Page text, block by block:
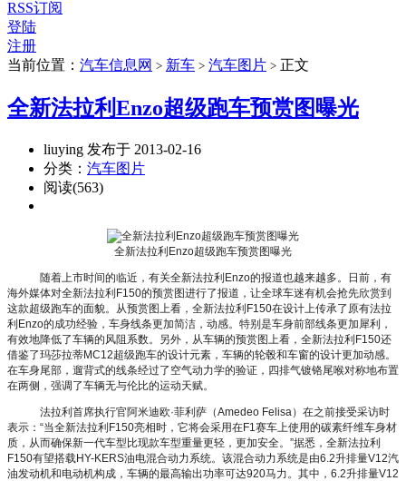
RSS订阅
登陆
注册
当前位置： 汽车信息网 > 新车 > 汽车图片 > 正文
全新法拉利Enzo超级跑车预赏图曝光
liuying 发布于 2013-02-16
分类： 汽车图片
阅读(563)
全新法拉利Enzo超级跑车预赏图曝光
随着上市时间的临近，有关全新法拉利Enzo的报道也越来越多。日前，有
海外媒体对全新法拉利F150的预赏图进行了报道，让全球车迷有机会抢先欣赏到
这款超级跑车的面貌。从预赏图上看，全新法拉利F150在设计上传承了原有法拉
利Enzo的成功经验，车身线条更加简洁，动感。特别是车身前部线条更加犀利，
有效地降低了车辆的风阻系数。另外，从车辆的预赏图上看，全新法拉利F150还
借鉴了玛莎拉蒂MC12超级跑车的设计元素，车辆的轮毂和车窗的设计更加动感。
在车身尾部，遛背式的线条经过了空气动力学的验证，四排气镀铬尾喉对称地布置
在两侧，强调了车辆无与伦比的运动天赋。
法拉利首席执行官阿米迪欧·菲利萨（Amedeo Felisa）在之前接受采访时
表示：“当全新法拉利F150亮相时，它将会采用在F1赛车上使用的碳素纤维车身材
质，从而确保新一代车型比现款车型重量更轻，更加安全。”据悉，全新法拉利
F150有望搭载HY-KERS油电混合动力系统。该混合动力系统是由6.2升排量V12汽
油发动机和电动机构成，车辆的最高输出功率可达920马力。其中，6.2升排量V12